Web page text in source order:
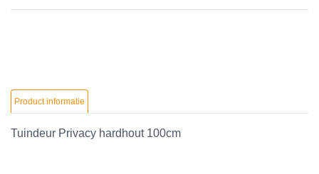
Product informatie
Tuindeur Privacy hardhout 100cm